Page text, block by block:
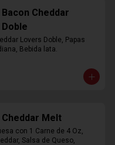
Cheddar
Lovers Doble, Papas
Bebida lata.
Cheddar Melt
con 1 Carne de 4 Oz,
Salsa de Queso,